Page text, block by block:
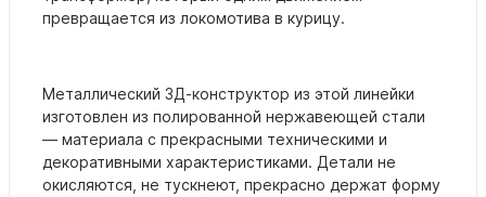
превращается из локомотива в курицу.
Металлический 3Д-конструктор из этой линейки
изготовлен из полированной нержавеющей стали
— материала с прекрасными техническими и
декоративными характеристиками. Детали не
окисляются, не тускнеют, прекрасно держат форму